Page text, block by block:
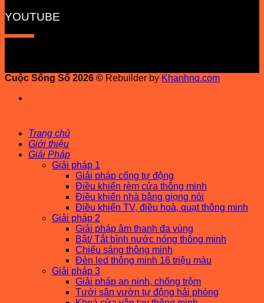
YOUTUBE
Cuộc Sống Số 2026 © Rebuilder by Khanhnq.com
Trang chủ
Giới thiệu
Giải Pháp
Giải pháp 1
Giải pháp cổng tự động
Điều khiển rèm cửa thông minh
Điều khiển nhà bằng giọng nói
Điều khiển TV, điều hoà, quạt thông minh
Giải pháp 2
Giải pháp âm thanh đa vùng
Bật/ Tắt bình nước nóng thông minh
Chiếu sáng thông minh
Đèn led thông minh 16 triệu màu
Giải pháp 3
Giải pháp an ninh, chống trộm
Tưới sân vườn tự động hải phòng